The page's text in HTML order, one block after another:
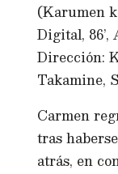
(Karumen
Digital, 86’,
Dirección:
Takamine,
Carmen
tras
atrás, en